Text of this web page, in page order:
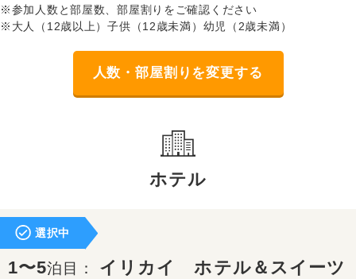
※参加人数と部屋数、部屋割りをご確認ください
※大人（12歳以上）子供（12歳未満）幼児（2歳未満）
人数・部屋割りを変更する
ホテル
選択中
1〜5泊目： イリカイ ホテル＆スイーツ